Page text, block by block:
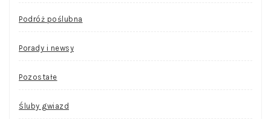
Podróż poślubna
Porady i newsy
Pozostałe
Śluby gwiazd